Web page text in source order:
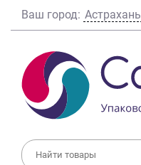
Ваш город: Астрахань